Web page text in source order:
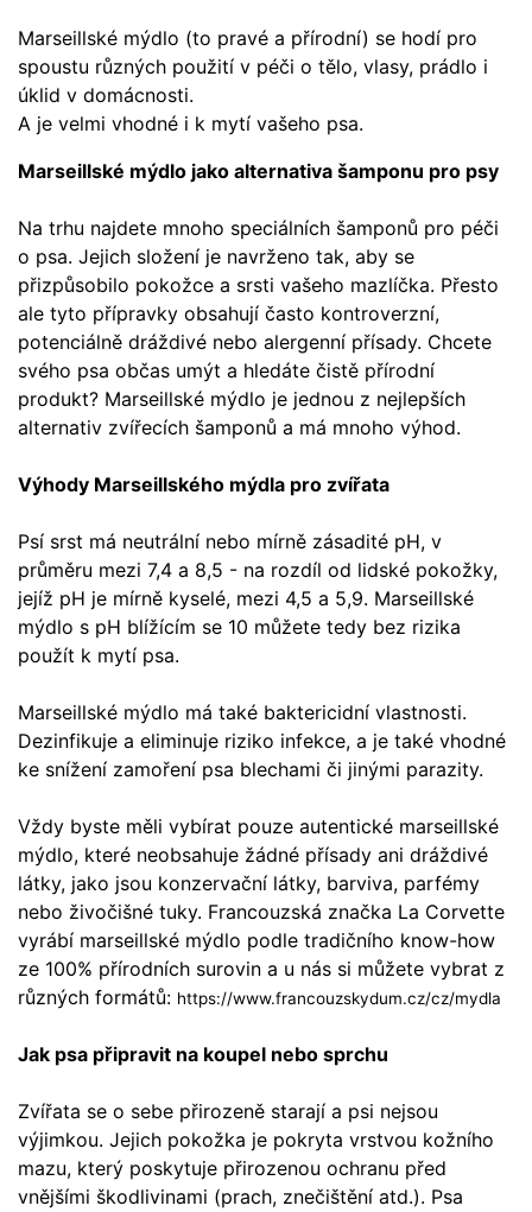
Marseillské mýdlo (to pravé a přírodní) se hodí pro
spoustu různých použití v péči o tělo, vlasy, prádlo i
úklid v domácnosti.
A je velmi vhodné i k mytí vašeho psa.
Marseillské mýdlo jako alternativa šamponu pro psy
Na trhu najdete mnoho speciálních šamponů pro péči
o psa. Jejich složení je navrženo tak, aby se
přizpůsobilo pokožce a srsti vašeho mazlíčka. Přesto
ale tyto přípravky obsahují často kontroverzní,
potenciálně dráždivé nebo alergenní přísady. Chcete
svého psa občas umýt a hledáte čistě přírodní
produkt? Marseillské mýdlo je jednou z nejlepších
alternativ zvířecích šamponů a má mnoho výhod.
Výhody Marseillského mýdla pro zvířata
Psí srst má neutrální nebo mírně zásadité pH, v
průměru mezi 7,4 a 8,5 - na rozdíl od lidské pokožky,
jejíž pH je mírně kyselé, mezi 4,5 a 5,9. Marseillské
mýdlo s pH blížícím se 10 můžete tedy bez rizika
použít k mytí psa.
Marseillské mýdlo má také baktericidní vlastnosti.
Dezinfikuje a eliminuje riziko infekce, a je také vhodné
ke snížení zamoření psa blechami či jinými parazity.
Vždy byste měli vybírat pouze autentické marseillské
mýdlo, které neobsahuje žádné přísady ani dráždivé
látky, jako jsou konzervační látky, barviva, parfémy
nebo živočišné tuky. Francouzská značka La Corvette
vyrábí marseillské mýdlo podle tradičního know-how
ze 100% přírodních surovin a u nás si můžete vybrat z
různých formátů: https://www.francouzskydum.cz/cz/mydla
Jak psa připravit na koupel nebo sprchu
Zvířata se o sebe přirozeně starají a psi nejsou
výjimkou. Jejich pokožka je pokryta vrstvou kožního
mazu, který poskytuje přirozenou ochranu před
vnějšími škodlivinami (prach, znečištění atd.). Psa